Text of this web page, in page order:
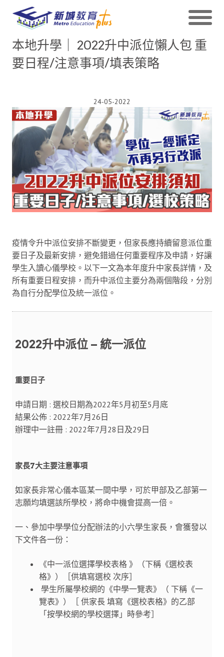
本地升學｜ 2022升中派位懶人包 重
要日程/注意事項/填表策略
24-05-2022
疫情令升中派位安排不斷變更，但家長應持續留意派位重
要日子及最新安排，避免錯過任何重要程序及申請，好讓
學生入讀心儀學校。以下一文為本年度升中家長詳情，及
所有重要日程安排，而升中派位主要分為兩個階段，分別
為自行分配學位及統一派位。
2022升中派位 – 統一派位
重要日子
申請日期 : 選校日期為2022年5月初至5月底
結果公佈 : 2022年7月26日
辦理中一註冊 : 2022年7月28日及29日
家長7大主要注意事項
如家長非常心儀本區某一間中學，可於甲部及乙部第一
志願均填選該所學校，將命中機會提高一倍。
一、參加中學學位分配辦法的小六學生家長，會獲發以
下文件各一份：
《中一派位選擇學校表格 》（下稱《選校表
格》）［供填寫選校 次序］
學生所屬學校網的《中學一覽表》（ 下稱《一
覽表》）［ 供家長 填寫《選校表格》的乙部
「按學校網的學校選擇」時參考］